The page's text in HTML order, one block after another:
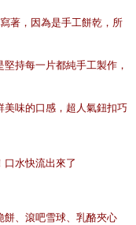
著，因為是手工餅乾，所
持每一片都純手工製作，
美味的口感，超人氣鈕扣巧
口水快流出來了
餅、滾吧雪球、乳酪夾心